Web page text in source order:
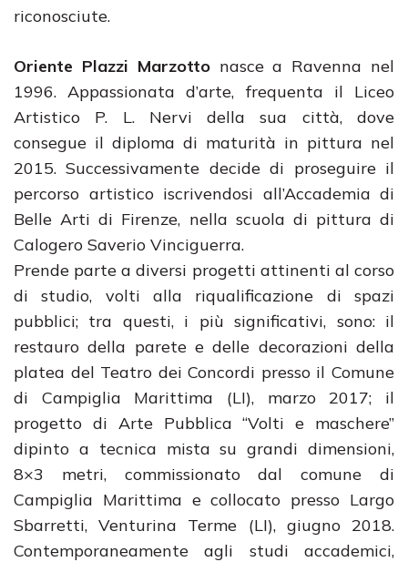
riconosciute.
Oriente Plazzi Marzottonasce a Ravenna nel
1996. Appassionata d’arte, frequenta il Liceo
Artistico P. L. Nervi della sua città, dove
consegue il diploma di maturità in pittura nel
2015. Successivamente decide di proseguire il
percorso artistico iscrivendosi all’Accademia di
Belle Arti di Firenze, nella scuola di pittura di
Calogero Saverio Vinciguerra.
Prende parte a diversi progetti attinenti al corso
di studio, volti alla riqualificazione di spazi
pubblici; tra questi, i più significativi, sono: il
restauro della parete e delle decorazioni della
platea del Teatro dei Concordi presso il Comune
di Campiglia Marittima (LI), marzo 2017; il
progetto di Arte Pubblica “Volti e maschere”
dipinto a tecnica mista su grandi dimensioni,
8×3 metri, commissionato dal comune di
Campiglia Marittima e collocato presso Largo
Sbarretti, Venturina Terme (LI), giugno 2018.
Contemporaneamente agli studi accademici,